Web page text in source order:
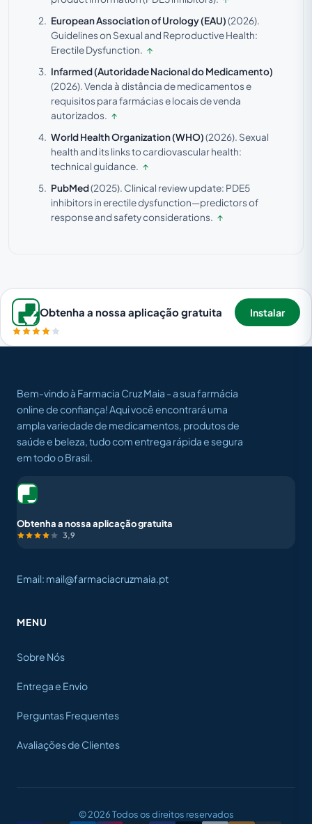
European Association of Urology (EAU)(2026).
Guidelines on Sexual and Reproductive Health:
Erectile Dysfunction. ↑
Infarmed (Autoridade Nacional do Medicamento)
(2026).Venda à distância de medicamentos e
requisitos para farmácias e locais de venda
autorizados. ↑
World Health Organization (WHO)(2026). Sexual
health and its links to cardiovascular health:
technical guidance. ↑
PubMed(2025). Clinical review update: PDE5
inhibitors in erectile dysfunction—predictors of
response and safety considerations. ↑
Obtenha a nossa aplicação gratuita Instalar
Bem-vindo à Farmacia Cruz Maia - a sua farmácia
online de confiança! Aqui você encontrará uma
ampla variedade de medicamentos, produtos de
saúde e beleza, tudo com entrega rápida e segura
em todo o Brasil.
Obtenha a nossa aplicação gratuita
3,9
Email: mail@farmaciacruzmaia.pt
MENU
Sobre Nós
Entrega e Envio
Perguntas Frequentes
Avaliações de Clientes
© 2026 Todos os direitos reservados